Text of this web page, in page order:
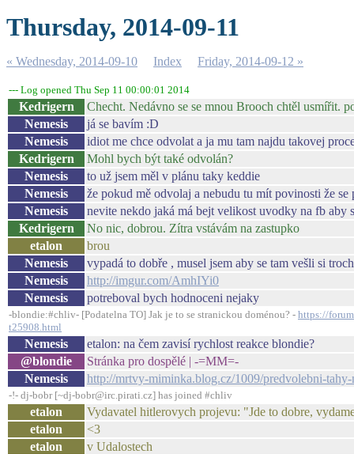
Thursday, 2014-09-11
« Wednesday, 2014-09-10 Index Friday, 2014-09-12 »
--- Log opened Thu Sep 11 00:00:01 2014
Kedrigern
Checht. Nedávno se se mnou Brooch chtěl usmířit.
Nemesis
já se bavím :D
Nemesis
idiot me chce odvolat a ja mu tam najdu takovej
Kedrigern
Mohl bych být také odvolán?
Nemesis
to už jsem měl v plánu taky keddie
Nemesis
že pokud mě odvolaj a nebudu tu mít povinosti že
Nemesis
nevite nekdo jaká má bejt velikost uvodky na fb aby
Kedrigern
No nic, dobrou. Zítra vstávám na zastupko
etalon
brou
Nemesis
vypadá to dobře , musel jsem aby se tam vešli si
Nemesis
http://imgur.com/AmhIYi0
Nemesis
potreboval bych hodnoceni nejaky
-blondie:#chliv- [Podatelna TO] Jak je to se stranickou doménou? - https://
t25908.html
Nemesis
etalon: na čem zavisí rychlost reakce blondie?
@blondie
Stránka pro dospělé | -=MM=-
Nemesis
http://mrtvy-miminka.blog.cz/1009/predvolebni-tahy-
-!- dj-bobr [~dj-bobr@irc.pirati.cz] has joined #chliv
etalon
Vydavatel hitlerovych projevu: "Jde to dobre,
etalon
<3
etalon
v Udalostech